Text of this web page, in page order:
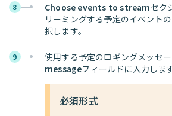
8 Choose events to streamセク
リーミングする予定のイベント
択します。
9 使用する予定のロギングメッセ
messageフィールドに入力します
必須形式